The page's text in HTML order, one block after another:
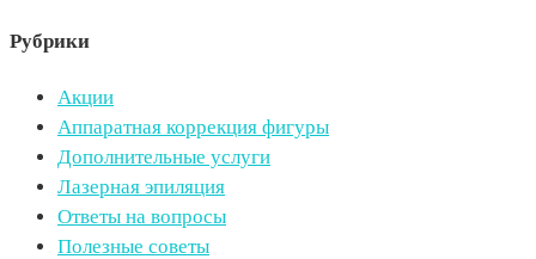
Рубрики
Акции
Аппаратная коррекция фигуры
Дополнительные услуги
Лазерная эпиляция
Ответы на вопросы
Полезные советы